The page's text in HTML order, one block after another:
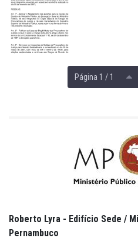
Página 1 / 1
Roberto Lyra - Edifício Sede /
Pernambuco